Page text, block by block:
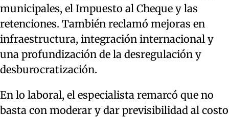
municipales, el Impuesto al Cheque y las
retenciones. También reclamó mejoras en
infraestructura, integración internacional y
una profundización de la desregulación y
desburocratización.
En lo laboral, el especialista remarcó que no
basta con moderar y dar previsibilidad al costo